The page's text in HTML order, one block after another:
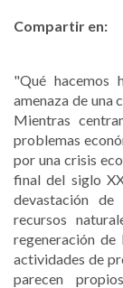
Compartir en:
"Qué hacemos
amenaza de una
Mientras
problemas
por una crisis
final del siglo
devastación
recursos
regeneración
actividades de
parecen